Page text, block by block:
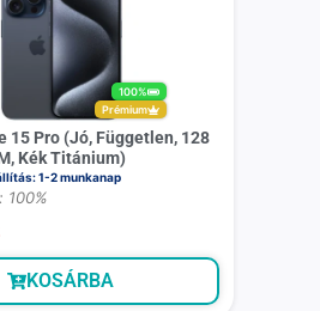
100%
Prémium
15 Pro (Jó, Független, 128
Kék Titánium)
1-2 munkanap
100%
KOSÁRBA